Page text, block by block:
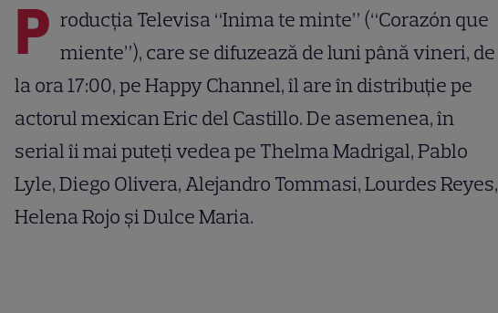
P roducția Televisa “Inima te minte” (“Corazón que
miente”), care se difuzează de luni până vineri, de
la ora 17:00, pe Happy Channel, îl are în distribuție pe
actorul mexican Eric del Castillo. De asemenea, în
serial îi mai puteți vedea pe Thelma Madrigal, Pablo
Lyle, Diego Olivera, Alejandro Tommasi, Lourdes Reyes,
Helena Rojo și Dulce Maria.